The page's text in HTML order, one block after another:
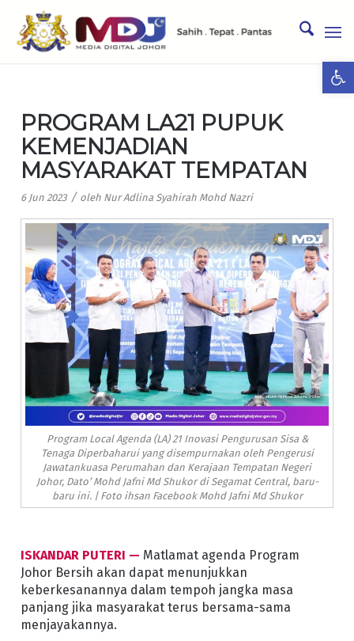
PROGRAM LA21 PUPUK
KEMENJADIAN
MASYARAKAT TEMPATAN
6 Jun 2023 / oleh Nur Adlina Syahirah Mohd Nazri
Program Local Agenda (LA) 21 Inovasi Pengurusan Sisa &
Tenaga Diperbaharui yang disempurnakan oleh Pengerusi
Jawatankuasa Perumahan dan Kerajaan Tempatan Negeri
Johor, Dato’ Mohd Jafni Md Shukor di Segamat Central, baru-
baru ini. | Foto ihsan Facebook Mohd Jafni Md Shukor
ISKANDAR PUTERI — Matlamat agenda Program
Johor Bersih akan dapat menunjukkan
keberkesanannya dalam tempoh jangka masa
panjang jika masyarakat terus bersama-sama
menjayakannya.